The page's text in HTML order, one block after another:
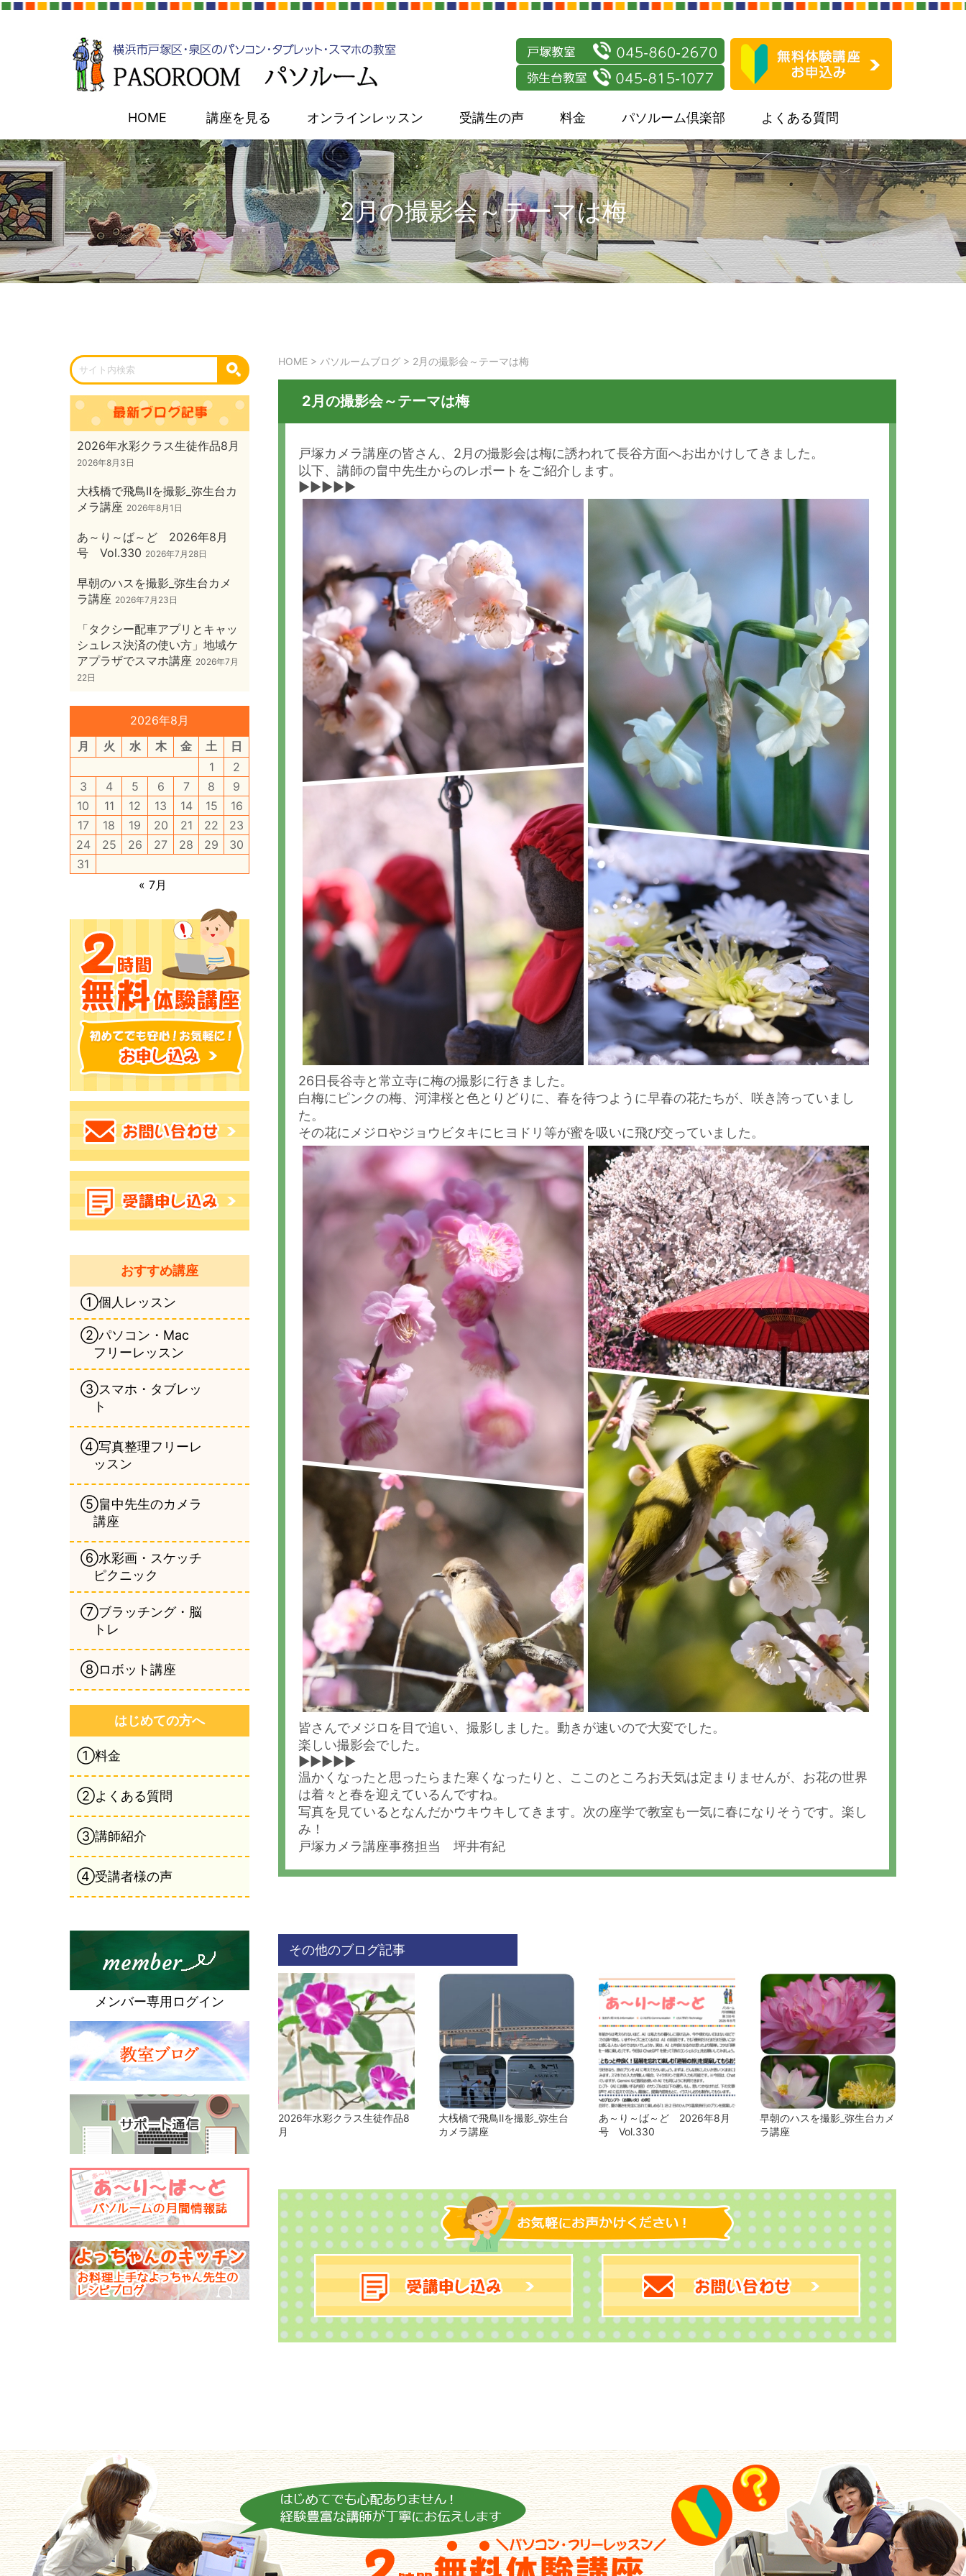
HOME 講座を見る オンラインレッスン 受講生の声 料金 パソルーム倶楽部 よくある質問
2月の撮影会～テーマは梅
HOME > パソルームブログ > 2月の撮影会～テーマは梅
2月の撮影会～テーマは梅
戸塚カメラ講座の皆さん、2月の撮影会は梅に誘われて長谷方面へお出かけしてきました。
以下、講師の畠中先生からのレポートをご紹介します。
▶▶▶▶▶
26日長谷寺と常立寺に梅の撮影に行きました。
白梅にピンクの梅、河津桜と色とりどりに、春を待つように早春の花たちが、咲き誇っていまし
た。
その花にメジロやジョウビタキにヒヨドリ等が蜜を吸いに飛び交っていました。
皆さんでメジロを目で追い、撮影しました。動きが速いので大変でした。
楽しい撮影会でした。
▶▶▶▶▶
温かくなったと思ったらまた寒くなったりと、ここのところお天気は定まりませんが、お花の世界
は着々と春を迎えているんですね。
写真を見ているとなんだかウキウキしてきます。次の座学で教室も一気に春になりそうです。楽し
み！
戸塚カメラ講座事務担当 坪井有紀
その他のブログ記事
2026年水彩クラス生徒作品8
月
大桟橋で飛鳥Ⅱを撮影_弥生台
カメラ講座
あ～り～ば～ど 2026年8月
号 Vol.330
早朝のハスを撮影_弥生台カメ
ラ講座
2026年水彩クラス生徒作品8月
2026年8月3日
大桟橋で飛鳥Ⅱを撮影_弥生台カ
メラ講座 2026年8月1日
あ～り～ば～ど 2026年8月
号 Vol.330 2026年7月28日
早朝のハスを撮影_弥生台カメ
ラ講座 2026年7月23日
「タクシー配車アプリとキャッ
シュレス決済の使い方」地域ケ
アプラザでスマホ講座 2026年7月
22日
2026年8月
月
火 水 木 金 土
日
1
2
3
4 5 6 7 8
9
10
11 12 13 14 15
16
17
18 19 20 21 22
23
24
25 26 27 28 29
30
31
« 7月
おすすめ講座
①個人レッスン
②パソコン・Mac
フリーレッスン
③スマホ・タブレッ
ト
④写真整理フリーレ
ッスン
⑤畠中先生のカメラ
講座
⑥水彩画・スケッチ
ピクニック
⑦ブラッチング・脳
トレ
⑧ロボット講座
はじめての方へ
①料金
②よくある質問
③講師紹介
④受講者様の声
メンバー専用ログイン